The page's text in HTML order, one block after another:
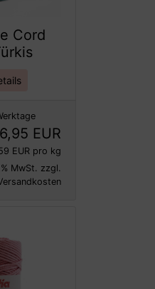
Cord
6,95 EUR
EUR pro kg
MwSt. zzgl.